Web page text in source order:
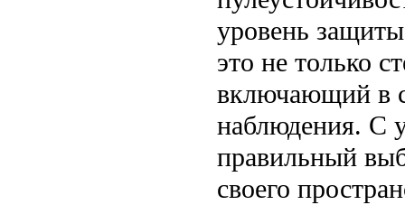
уровень
это не только
включающий в
наблюдения. С
правильный
своего